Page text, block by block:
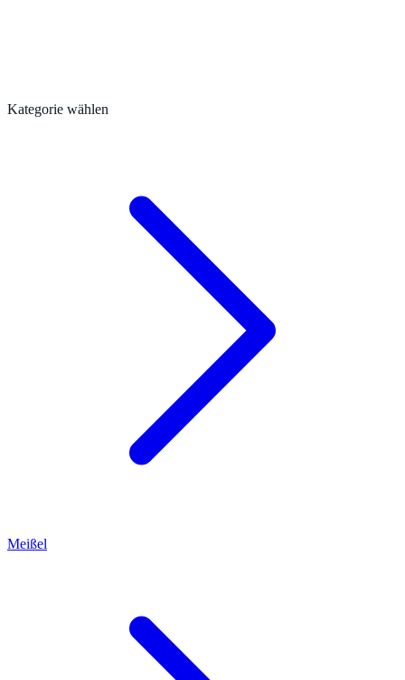
Kategorie wählen
Meißel